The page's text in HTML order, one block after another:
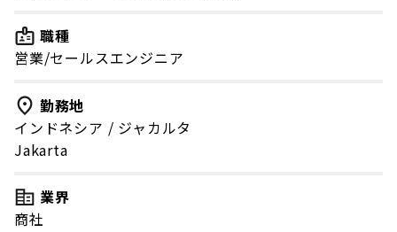
職種
営業/セールスエンジニア
勤務地
インドネシア / ジャカルタ
Jakarta
業界
商社